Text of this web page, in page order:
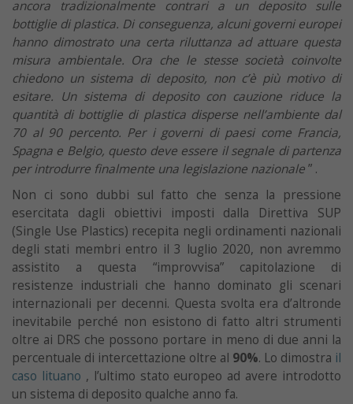
ancora tradizionalmente contrari a un deposito sulle
bottiglie di plastica. Di conseguenza, alcuni governi europei
hanno dimostrato una certa riluttanza ad attuare questa
misura ambientale. Ora che le stesse società coinvolte
chiedono un sistema di deposito, non c’è più motivo di
esitare. Un sistema di deposito con cauzione riduce la
quantità di bottiglie di plastica disperse nell’ambiente dal
70 al 90 percento. Per i governi di paesi come Francia,
Spagna e Belgio, questo deve essere il segnale di partenza
per introdurre finalmente una legislazione nazionale” .
Non ci sono dubbi sul fatto che senza la pressione
esercitata dagli obiettivi imposti dalla Direttiva SUP
(Single Use Plastics) recepita negli ordinamenti nazionali
degli stati membri entro il 3 luglio 2020, non avremmo
assistito a questa “improvvisa” capitolazione di
resistenze industriali che hanno dominato gli scenari
internazionali per decenni. Questa svolta era d’altronde
inevitabile perché non esistono di fatto altri strumenti
oltre ai DRS che possono portare in meno di due anni la
percentuale di intercettazione oltre al 90%. Lo dimostra il
caso lituano , l’ultimo stato europeo ad avere introdotto
un sistema di deposito qualche anno fa.